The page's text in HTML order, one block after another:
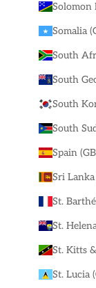
Solomon
Somalia
South
South
South
South
Spain
Sri Lanka
St.
St.
St. Kitts
St. Lucia